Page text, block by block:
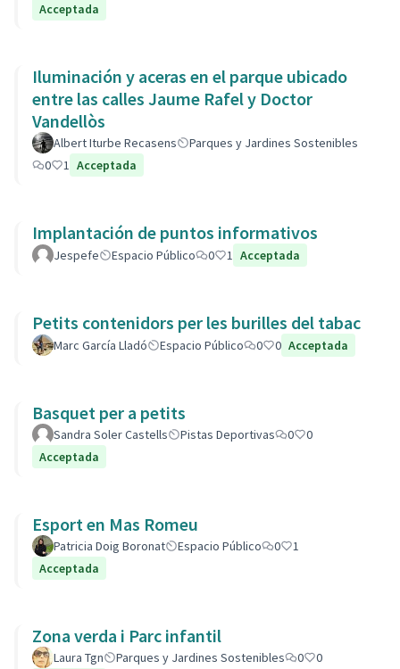
Acceptada
Iluminación y aceras en el parque ubicado
entre las calles Jaume Rafel y Doctor
Vandellòs
Albert Iturbe Recasens
Parques y Jardines Sostenibles
0
1 Acceptada
Implantación de puntos informativos
Jespefe Espacio Público 0 1 Acceptada
Petits contenidors per les burilles del tabac
Marc García Lladó Espacio Público 0 0 Acceptada
Basquet per a petits
Sandra Soler Castells Pistas Deportivas 0
0
Acceptada
Esport en Mas Romeu
Patricia Doig Boronat Espacio Público 0
1
Acceptada
Zona verda i Parc infantil
Laura Tgn Parques y Jardines Sostenibles 0 0